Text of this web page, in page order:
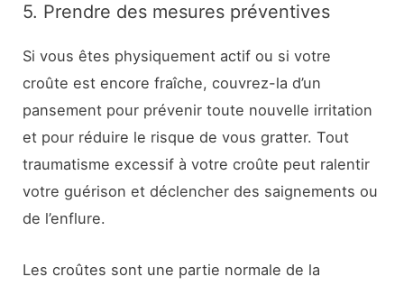
5. Prendre des mesures préventives
Si vous êtes physiquement actif ou si votre
croûte est encore fraîche, couvrez-la d’un
pansement pour prévenir toute nouvelle irritation
et pour réduire le risque de vous gratter. Tout
traumatisme excessif à votre croûte peut ralentir
votre guérison et déclencher des saignements ou
de l’enflure.
Les croûtes sont une partie normale de la